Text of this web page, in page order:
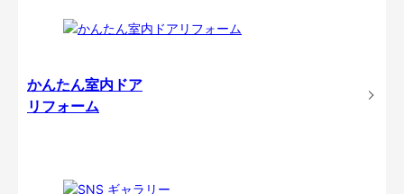
かんたん室内ドア
リフォーム